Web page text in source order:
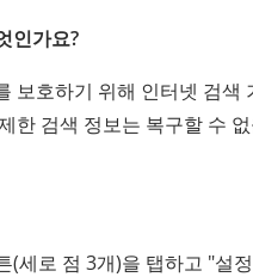
인가요?
보호하기 위해 인터넷 검
한 검색 정보는 복구할 수
세로 점 3개)을 탭하고 "설